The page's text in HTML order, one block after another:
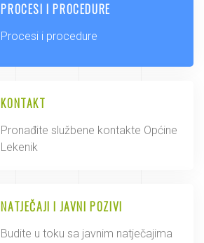
PROCESI I PROCEDURE
Procesi i procedure
KONTAKT
Pronađite službene kontakte Općine
Lekenik
NATJEČAJI I JAVNI POZIVI
Budite u toku sa javnim natječajima